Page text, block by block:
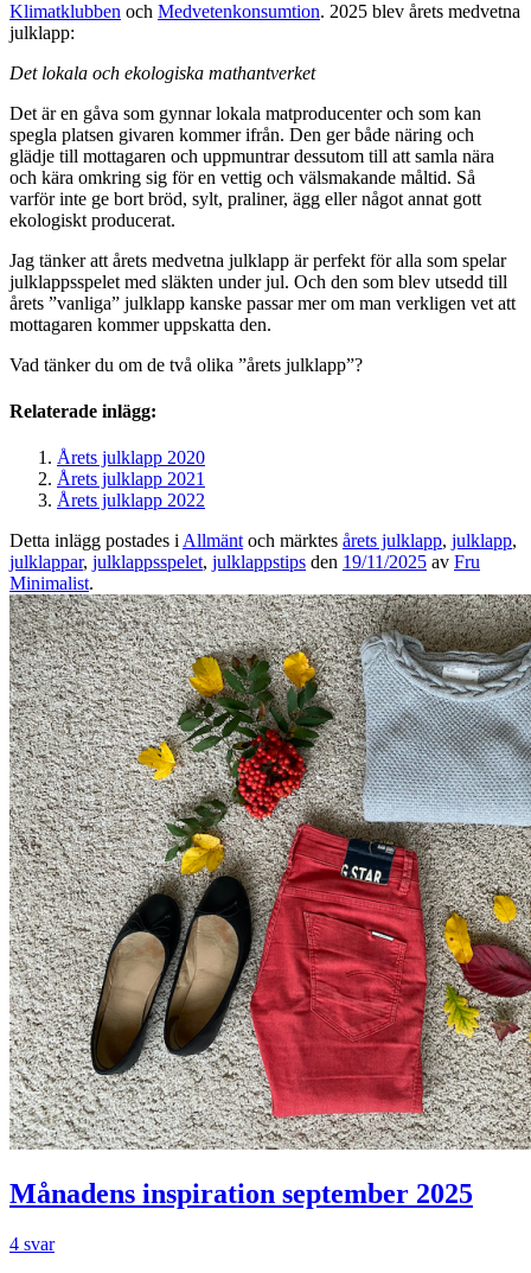
Klimatklubben och Medvetenkonsumtion. 2025 blev årets medvetna
julklapp:
Det lokala och ekologiska mathantverket
Det är en gåva som gynnar lokala matproducenter och som kan
spegla platsen givaren kommer ifrån. Den ger både näring och
glädje till mottagaren och uppmuntrar dessutom till att samla nära
och kära omkring sig för en vettig och välsmakande måltid. Så
varför inte ge bort bröd, sylt, praliner, ägg eller något annat gott
ekologiskt producerat.
Jag tänker att årets medvetna julklapp är perfekt för alla som spelar
julklappsspelet med släkten under jul. Och den som blev utsedd till
årets ”vanliga” julklapp kanske passar mer om man verkligen vet att
mottagaren kommer uppskatta den.
Vad tänker du om de två olika ”årets julklapp”?
Relaterade inlägg:
Årets julklapp 2020
Årets julklapp 2021
Årets julklapp 2022
Detta inlägg postades iAllmäntoch märktes årets julklapp, julklapp,
julklappar, julklappsspelet, julklappstips den 19/11/2025 av Fru
Minimalist.
Månadens inspiration september 2025
4 svar